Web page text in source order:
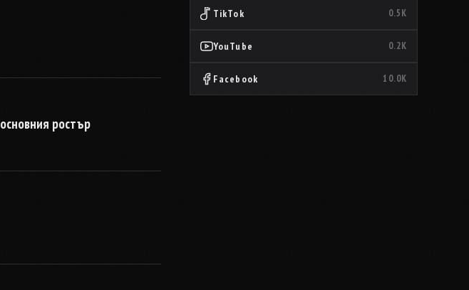
ростър
TikTok 0.5K
YouTube 0.2K
Facebook 10.0K